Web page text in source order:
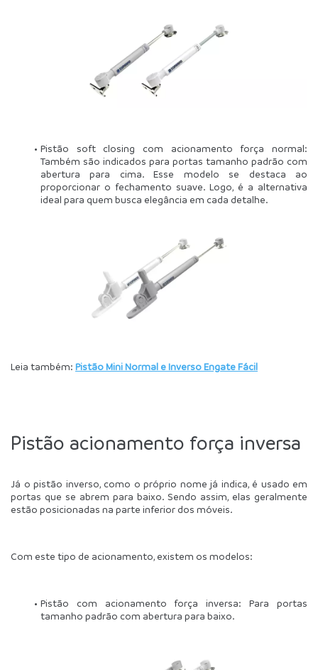
Pistão soft closing com acionamento força normal:
Também são indicados para portas tamanho padrão com
abertura para cima. Esse modelo se destaca ao
proporcionar o fechamento suave. Logo, é a alternativa
ideal para quem busca elegância em cada detalhe.
Leia também: Pistão Mini Normal e Inverso Engate Fácil
Pistão acionamento força inversa
Já o pistão inverso, como o próprio nome já indica, é usado em
portas que se abrem para baixo. Sendo assim, elas geralmente
estão posicionadas na parte inferior dos móveis.
Com este tipo de acionamento, existem os modelos:
Pistão com acionamento força inversa: Para portas
tamanho padrão com abertura para baixo.